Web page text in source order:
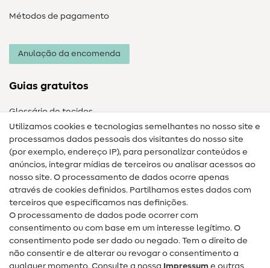
Métodos de pagamento
Anulação da encomenda
Guias gratuitos
Glossário de tecidos
Guias de costura
Ajuda e contacto
Contacto
Mudança de proprietário
Perguntas frequentes (FAQ)
Utilizamos cookies e tecnologias semelhantes no nosso site e
processamos dados pessoais dos visitantes do nosso site
(por exemplo, endereço IP), para personalizar conteúdos e
anúncios, integrar mídias de terceiros ou analisar acessos ao
nosso site. O processamento de dados ocorre apenas
através de cookies definidos. Partilhamos estes dados com
terceiros que especificamos nas definições.
O processamento de dados pode ocorrer com
consentimento ou com base em um interesse legítimo. O
consentimento pode ser dado ou negado. Tem o direito de
não consentir e de alterar ou revogar o consentimento a
qualquer momento. Consulte a nossa Impressum e outras